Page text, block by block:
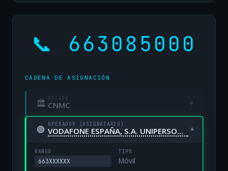
📞 663085000
CADENA DE ASIGNACIÓN
🏛 ORIGEN
CNMC ▾
🟢 OPERADOR (ASIGNATARIO)
VODAFONE ESPAÑA, S.A. UNIPERSONAL ▾
RANGO
663XXXXXX
TIPO
Móvil